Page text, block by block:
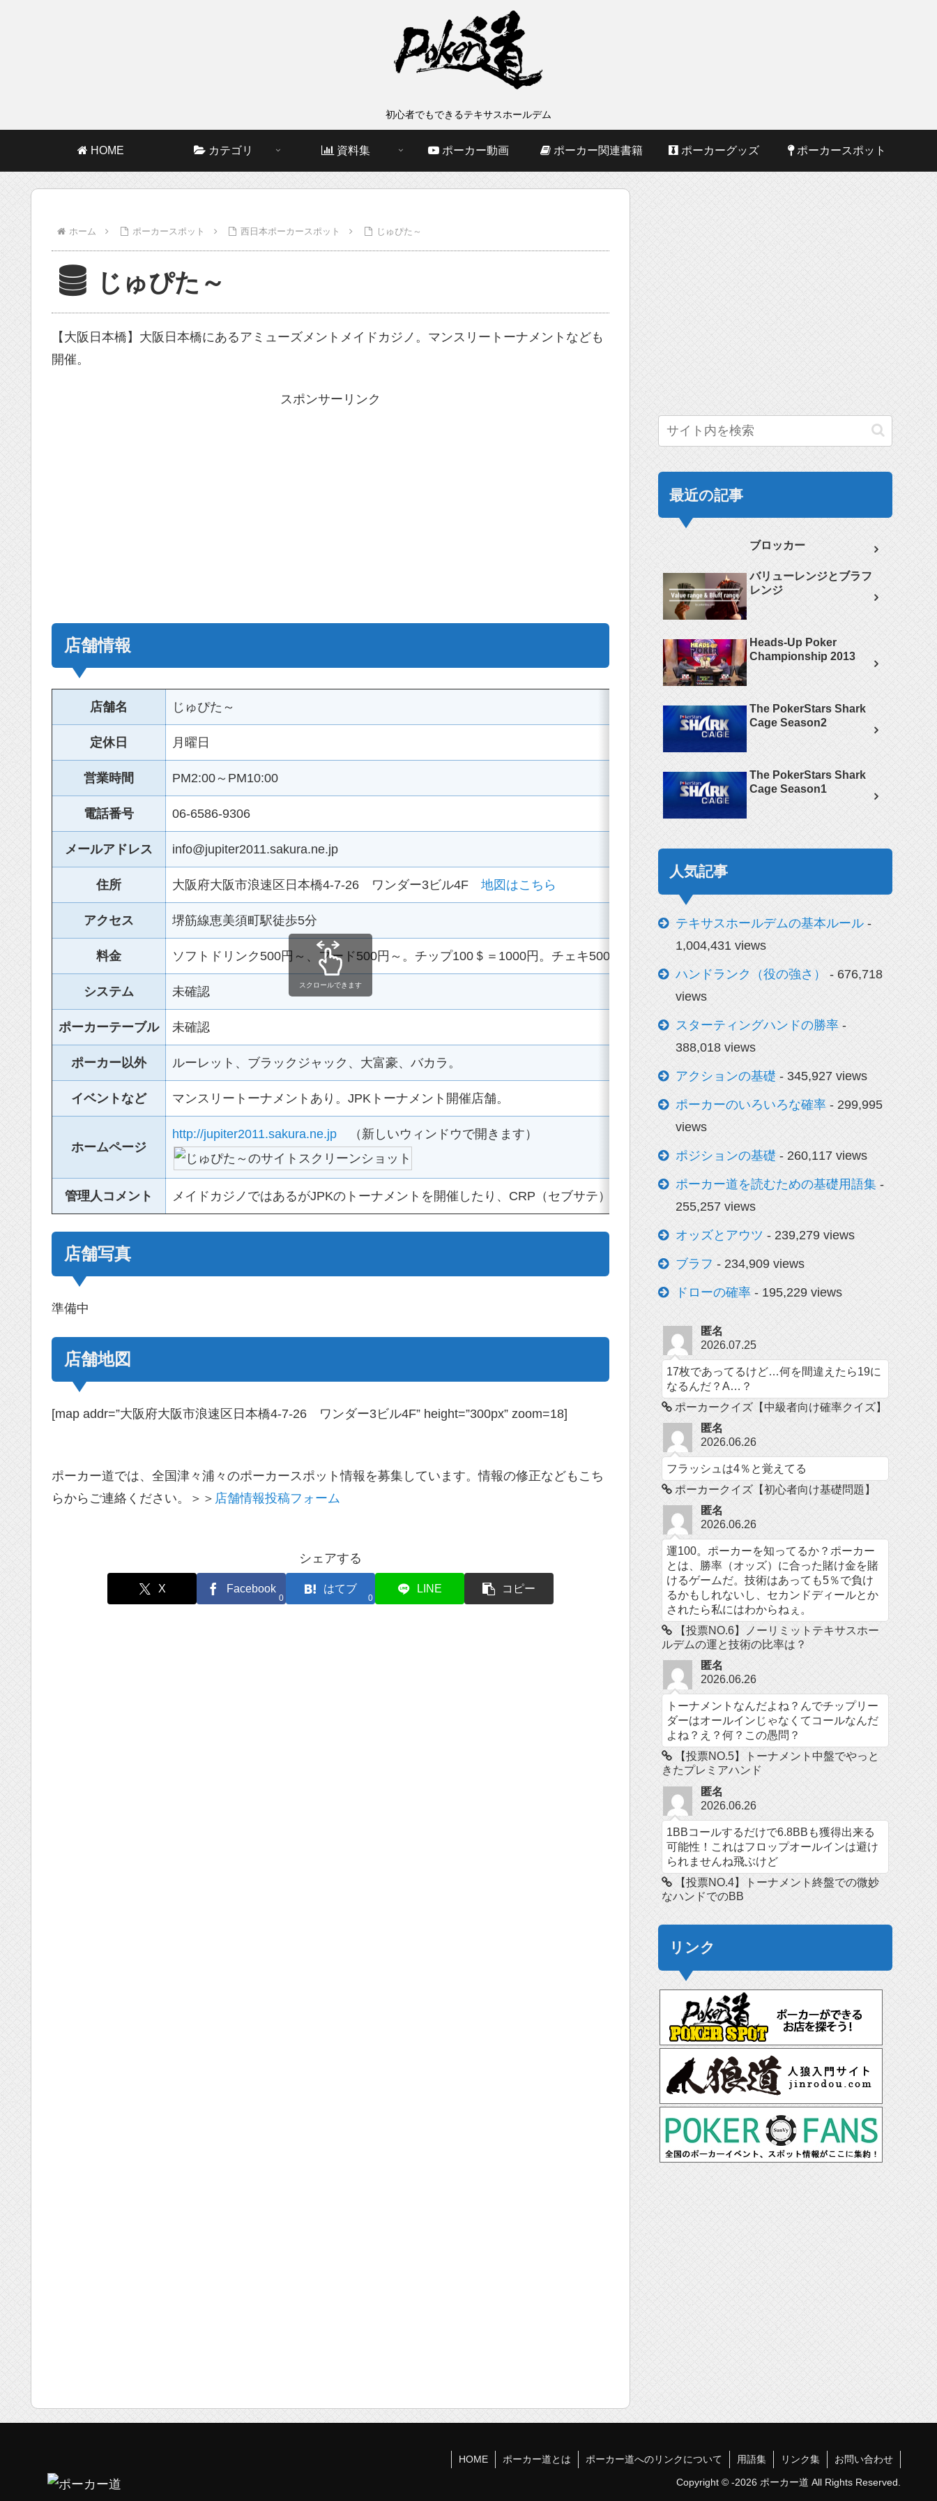
初心者でもできるテキサスホールデム
HOME カテゴリ 資料集 ポーカー動画 ポーカー関連書籍 ポーカーグッズ ポーカースポット
ホーム ポーカースポット 西日本ポーカースポット じゅぴた～
じゅぴた～
【大阪日本橋】大阪日本橋にあるアミューズメントメイドカジノ。マンスリートーナメントなども
開催。
スポンサーリンク
店舗情報
店舗名 じゅぴた～
定休日 月曜日
営業時間 PM2:00～PM10:00
電話番号 06-6586-9306
メールアドレス info@jupiter2011.sakura.ne.jp
住所 大阪府大阪市浪速区日本橋4-7-26 ワンダー3ビル4F 地図はこちら
アクセス 堺筋線恵美須町駅徒歩5分
料金 ソフトドリンク500円～、フード500円～。チップ100＄＝1000円。チェキ500円～。
システム 未確認
ポーカーテーブル 未確認
ポーカー以外 ルーレット、ブラックジャック、大富豪、バカラ。
イベントなど マンスリートーナメントあり。JPKトーナメント開催店舗。
ホームページ
http://jupiter2011.sakura.ne.jp （新しいウィンドウで開きます）
管理人コメント メイドカジノではあるがJPKのトーナメントを開催したり、CRP（セブサテ）を開催したりとポーカーが熱い。
スクロールできます
店舗写真
準備中
店舗地図
[map addr=”大阪府大阪市浪速区日本橋4-7-26 ワンダー3ビル4F” height=”300px” zoom=18]
ポーカー道では、全国津々浦々のポーカースポット情報を募集しています。情報の修正などもこち
らからご連絡ください。＞＞ 店舗情報投稿フォーム
シェアする
X Facebook
0
はてブ
0
LINE コピー
最近の記事
ブロッカー
バリューレンジとブラフ
レンジ
Heads-Up Poker
Championship 2013
The PokerStars Shark
Cage Season2
The PokerStars Shark
Cage Season1
人気記事
テキサスホールデムの基本ルール -
1,004,431 views
ハンドランク（役の強さ）
- 676,718
views
スターティングハンドの勝率 -
388,018 views
アクションの基礎 - 345,927 views
ポーカーのいろいろな確率 - 299,995
views
ポジションの基礎- 260,117 views
ポーカー道を読むための基礎用語集 -
255,257 views
オッズとアウツ - 239,279 views
ブラフ - 234,909 views
ドローの確率- 195,229 views
匿名
2026.07.25
17枚であってるけど…何を間違えたら19に
なるんだ？A…？
ポーカークイズ【中級者向け確率クイズ】
匿名
2026.06.26
フラッシュは4％と覚えてる
ポーカークイズ【初心者向け基礎問題】
匿名
2026.06.26
運100。ポーカーを知ってるか？ポーカー
とは、勝率（オッズ）に合った賭け金を賭
けるゲームだ。技術はあっても5％で負け
るかもしれないし、セカンドディールとか
されたら私にはわからねぇ。
【投票NO.6】ノーリミットテキサスホー
ルデムの運と技術の比率は？
匿名
2026.06.26
トーナメントなんだよね？んでチップリー
ダーはオールインじゃなくてコールなんだ
よね？え？何？この愚問？
【投票NO.5】トーナメント中盤でやっと
きたプレミアハンド
匿名
2026.06.26
1BBコールするだけで6.8BBも獲得出来る
可能性！これはフロップオールインは避け
られませんね飛ぶけど
【投票NO.4】トーナメント終盤での微妙
なハンドでのBB
リンク
HOME ポーカー道とは ポーカー道へのリンクについて 用語集 リンク集 お問い合わせ
Copyright © -2026 ポーカー道 All Rights Reserved.